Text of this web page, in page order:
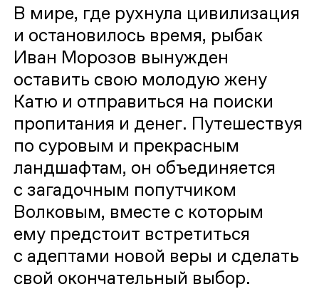
В мире, где рухнула цивилизация
и остановилось время, рыбак
Иван Морозов вынужден
оставить свою молодую жену
Катю и отправиться на поиски
пропитания и денег. Путешествуя
по суровым и прекрасным
ландшафтам, он объединяется
с загадочным попутчиком
Волковым, вместе с которым
ему предстоит встретиться
с адептами новой веры и сделать
свой окончательный выбор.